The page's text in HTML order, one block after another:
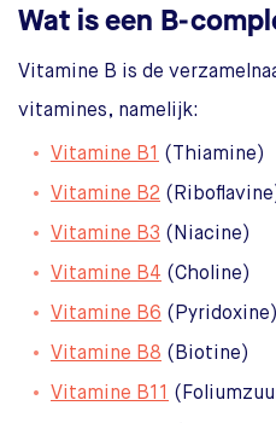
Wat is een B-
Vitamine B is de
vitamines, namelijk:
Vitamine B1 (Thiamine)
Vitamine B2
Vitamine B3 (Niacine)
Vitamine B4 (Choline)
Vitamine B6 (Pyridoxine)
Vitamine B8 (Biotine)
Vitamine B11